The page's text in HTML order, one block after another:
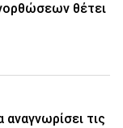
θέτει
αναγνωρίσει τις